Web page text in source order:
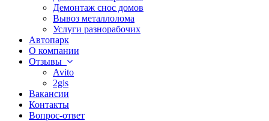
Демонтаж снос домов
Вывоз металлолома
Услуги разнорабочих
Автопарк
О компании
Отзывы
Avito
2gis
Вакансии
Контакты
Вопрос-ответ